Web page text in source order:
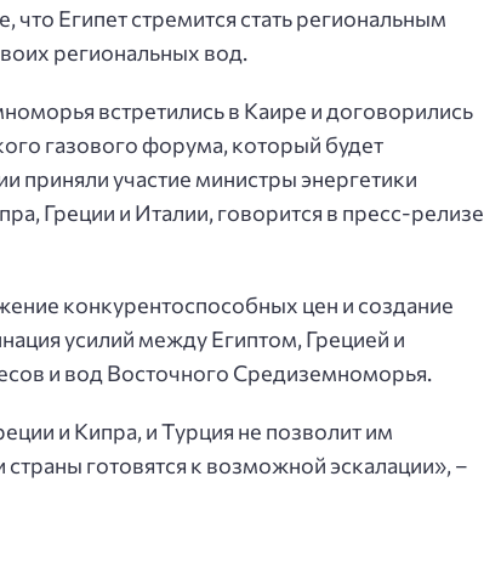
что Египет стремится стать региональным
региональных вод.
встретились в Каире и договорились
газового форума, который будет
приняли участие министры энергетики
Греции и Италии, говорится в пресс-релизе
конкурентоспособных цен и создание
усилий между Египтом, Грецией и
и вод Восточного Средиземноморья.
и Кипра, и Турция не позволит им
готовятся к возможной эскалации», –